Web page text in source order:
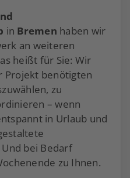
in Bremen haben wir
an weiteren
heißt für Sie: Wir
Projekt benötigten
zu
– wenn
in Urlaub und
bei Bedarf
zu Ihnen.